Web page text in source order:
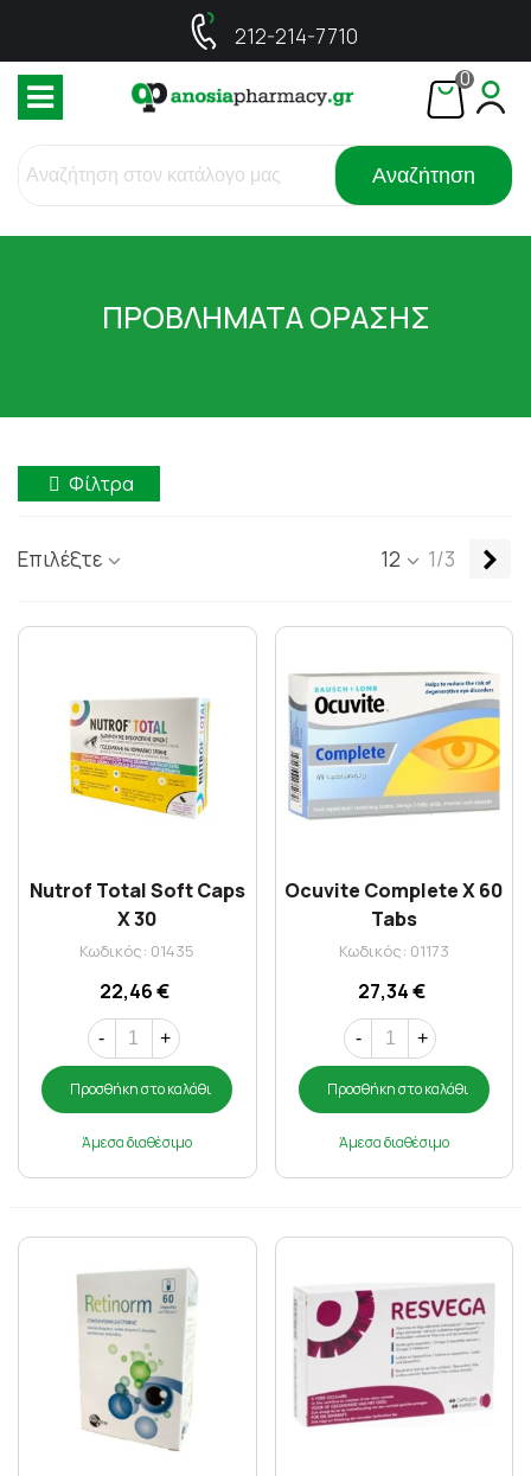
212-214-7710
0
Αναζήτηση
ΠΡΟΒΛΗΜΑΤΑ ΟΡΑΣΗΣ
Φίλτρα
Επιλέξτε 12 1/3
Nutrof Total Soft Caps
X 30
Κωδικός: 01435
22,46 €
- +
Προσθήκη στο καλάθι
Άμεσα διαθέσιμο
Ocuvite Complete X 60
Tabs
Κωδικός: 01173
27,34 €
- +
Προσθήκη στο καλάθι
Άμεσα διαθέσιμο